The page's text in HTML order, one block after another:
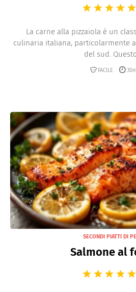
La carne alla pizzaiola è un
culinaria italiana, particolarmente
del sud.
FACILE
SECONDI PIATTI DI
Salmone al